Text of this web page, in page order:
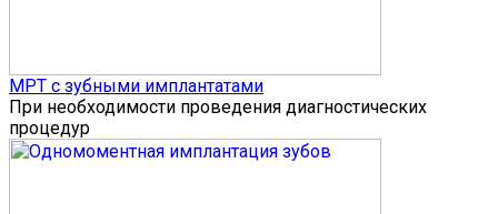
МРТ с зубными имплантатами
При необходимости проведения диагностических
процедур